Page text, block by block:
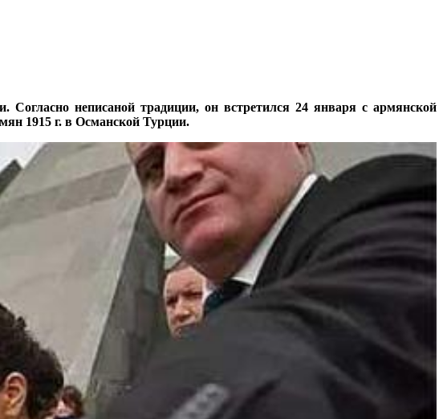
неписаной традиции, он встретился 24 января с армянской
1915 г. в Османской Турции.